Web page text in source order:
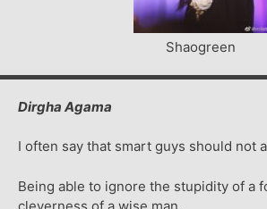
Shaogreen
Dirgha Agama
I often say that smart guys should not
Being able to ignore the stupidity of a